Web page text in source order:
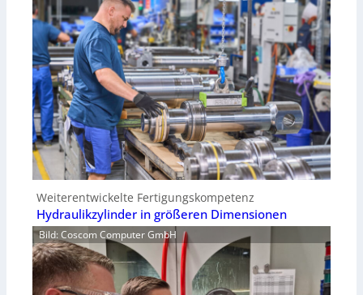
Weiterentwickelte Fertigungskompetenz
Hydraulikzylinder in größeren Dimensionen
Bild: Coscom Computer GmbH